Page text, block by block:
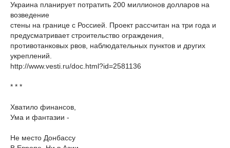
Украина планирует потратить 200 миллионов долларов на
возведение
стены на границе с Россией. Проект рассчитан на три года и
предусматривает строительство ограждения,
противотанковых рвов, наблюдательных пунктов и других
укреплений.
http://www.vesti.ru/doc.html?id=2581136
* * *
Хватило финансов,
Ума и фантазии -
Не место Донбассу